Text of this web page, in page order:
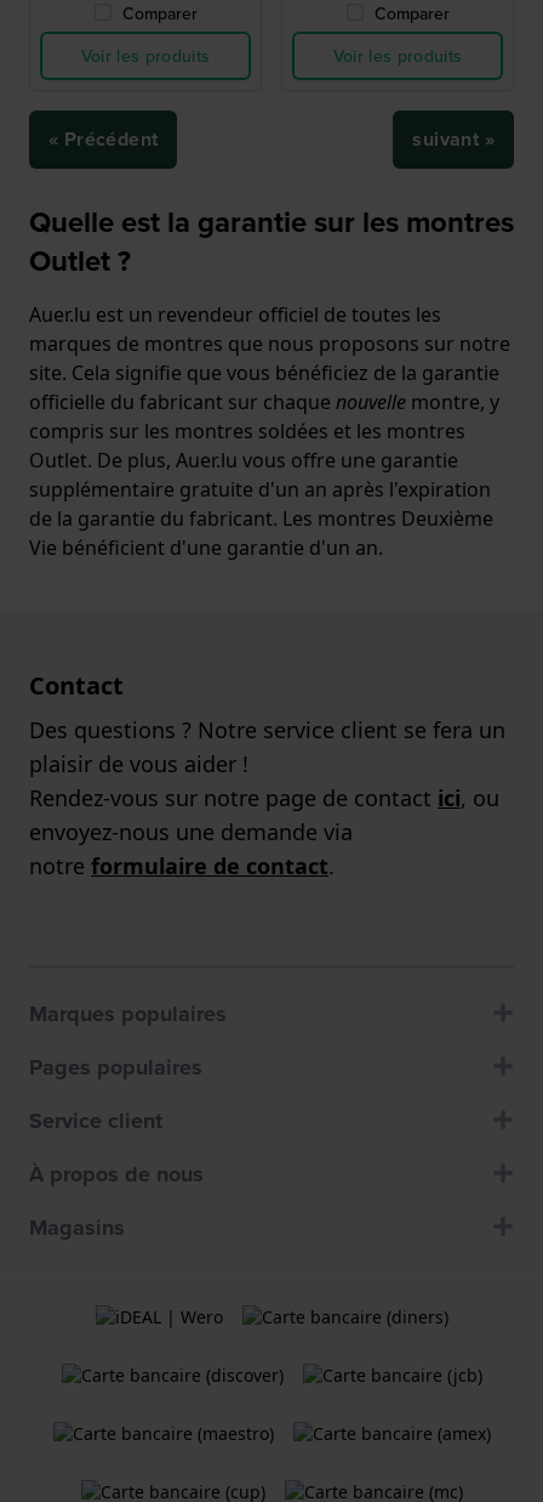
Comparer
Voir les produits
Comparer
Voir les produits
« Précédent suivant »
Quelle est la garantie sur les montres
Outlet ?
Auer.lu est un revendeur officiel de toutes les
marques de montres que nous proposons sur notre
site. Cela signifie que vous bénéficiez de la garantie
officielle du fabricant sur chaque nouvelle montre, y
compris sur les montres soldées et les montres
Outlet. De plus, Auer.lu vous offre une garantie
supplémentaire gratuite d'un an après l'expiration
de la garantie du fabricant. Les montres Deuxième
Vie bénéficient d'une garantie d'un an.
Contact
Des questions ? Notre service client se fera un
plaisir de vous aider !
Rendez-vous sur notre page de contact ici, ou
envoyez-nous une demande via
notre formulaire de contact.
Marques populaires
Pages populaires
Service client
À propos de nous
Magasins